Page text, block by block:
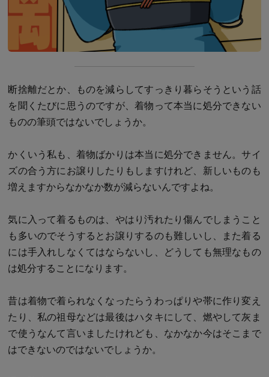
断捨離だとか、ものを減らしてすっきり暮らそうという話
を聞くたびに思うのですが、着物って本当に処分できない
ものの筆頭ではないでしょうか。
かくいう私も、着物ばかりは本当に処分できません。サイ
ズの合う方にお譲りしたりもしますけれど、新しいものも
増えますからなかなか数が減らないんですよね。
気に入って着るものは、やはり汚れたり傷んでしまうこと
も多いのでそうするとお譲りするのも難しいし、また着る
には手入れしなくてはならないし、どうしても無理なもの
は処分することになります。
昔は着物で着られなくなったらうわっぱりや帯に作り変え
たり、私の祖母などは最後はハタキにして、燃やして灰ま
で使うなんて言いましたけれども、なかなか今はそこまで
はできないのではないでしょうか。